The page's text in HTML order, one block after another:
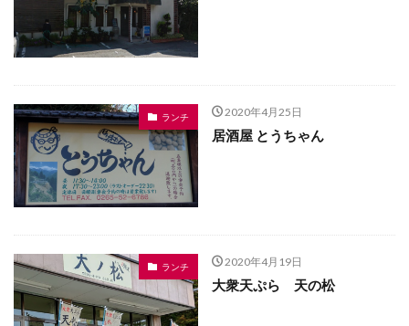
ランチ 2020年4月25日
居酒屋 とうちゃん
ランチ 2020年4月19日
大衆天ぷら 天の松